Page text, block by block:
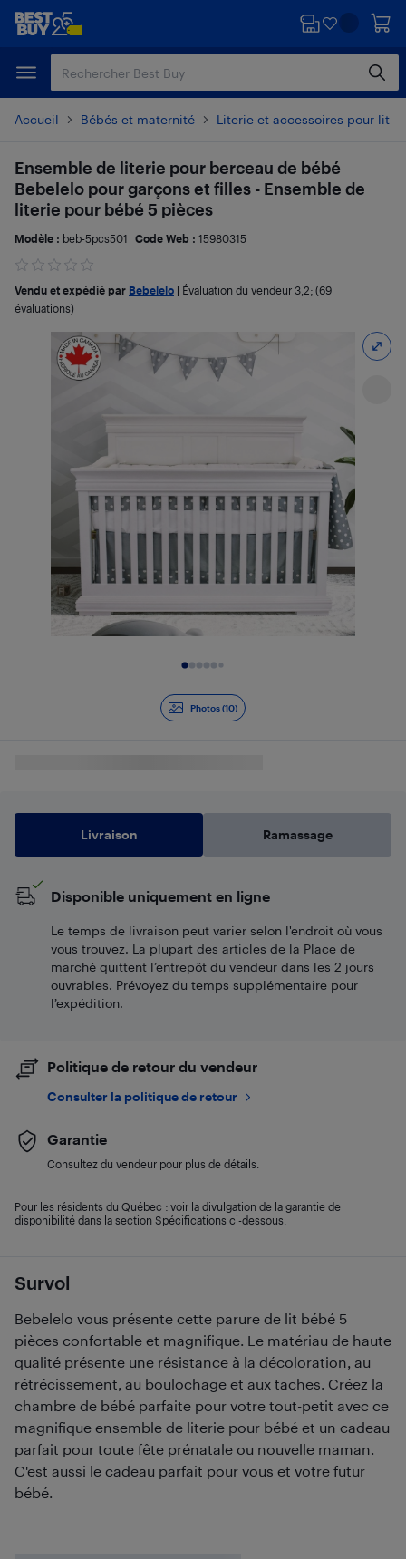
Passer
principal
Passer
Accueil Bébés et maternité Literie et accessoires pour lit
Photos (10)
Survol
Bebelelo vous présente cette parure de lit bébé 5
pièces confortable et magnifique. Le matériau de haute
qualité présente une résistance à la décoloration, au
rétrécissement, au boulochage et aux taches. Créez la
chambre de bébé parfaite pour votre tout-petit avec ce
magnifique ensemble de literie pour bébé et un cadeau
parfait pour toute fête prénatale ou nouvelle maman.
C'est aussi le cadeau parfait pour vous et votre futur
bébé.
Ensemble de literie pour berceau de bébé
Bebelelo pour garçons et filles - Ensemble de
literie pour bébé 5 pièces
Modèle : beb-5pcs501 Code Web : 15980315
Vendu et expédié par Bebelelo Évaluation du vendeur 3,2; (69
évaluations)
Livraison Ramassage
Disponible uniquement en ligne
Le temps de livraison peut varier selon l'endroit où vous
vous trouvez. La plupart des articles de la Place de
marché quittent l’entrepôt du vendeur dans les 2 jours
ouvrables. Prévoyez du temps supplémentaire pour
l’expédition.
Politique de retour du vendeur
Consulter la politique de retour
Garantie
Consultez du vendeur pour plus de détails.
Pour les résidents du Québec : voir la divulgation de la garantie de
disponibilité dans la section Spécifications ci-dessous.